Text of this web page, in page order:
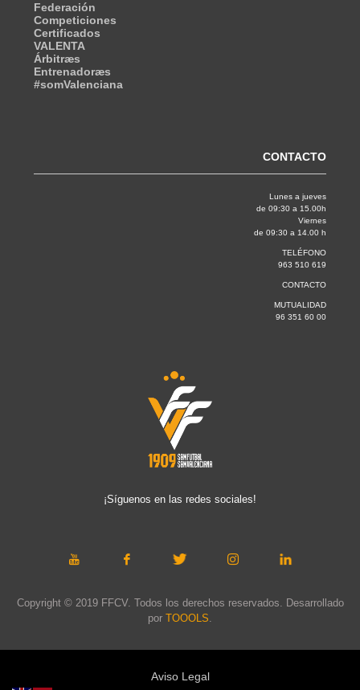
Federación
Competiciones
Certificados
VALENTA
Árbitræs
Entrenadoræs
#somValenciana
CONTACTO
Lunes a jueves
de 09:30 a 15.00h
Viernes
de 09:30 a 14.00 h
TELÉFONO
963 510 619
CONTACTO
MUTUALIDAD
96 351 60 00
¡Síguenos en las redes sociales!
Copyright © 2019 FFCV. Todos los derechos reservados. Desarrollado
por TOOOLS.
Aviso Legal